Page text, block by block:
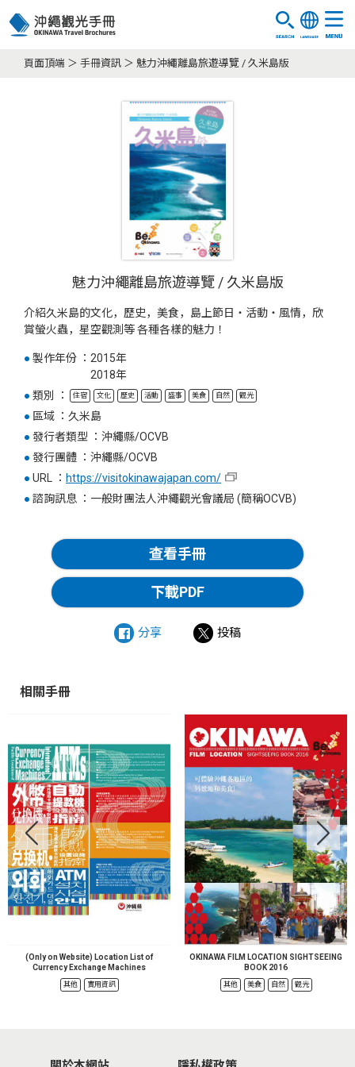
頁面頂端 手冊資訊 魅力沖繩離島旅遊導覽 / 久米島版
魅力沖繩離島旅遊導覽 / 久米島版
介紹久米島的文化，歷史，美食，島上節日・活動・風情，欣
賞螢火蟲，星空觀測等 各種各樣的魅力！
● 製作年份
2015年
2018年
● 類別 住宿 文化 歷史 活動 盛事 美食 自然 觀光
● 區域
久米島
● 發行者類型
沖繩縣/OCVB
● 發行團體
沖繩縣/OCVB
● URL
https://visitokinawajapan.com/
● 諮詢訊息 一般財團法人沖繩觀光會議局 (簡稱OCVB)
查看手冊
下載PDF
分享 投稿
相關手冊
(Only on Website) Location List of
Currency Exchange Machines
其他 實用資訊
OKINAWA FILM LOCATION SIGHTSEEING
BOOK 2016
其他 美食 自然 觀光